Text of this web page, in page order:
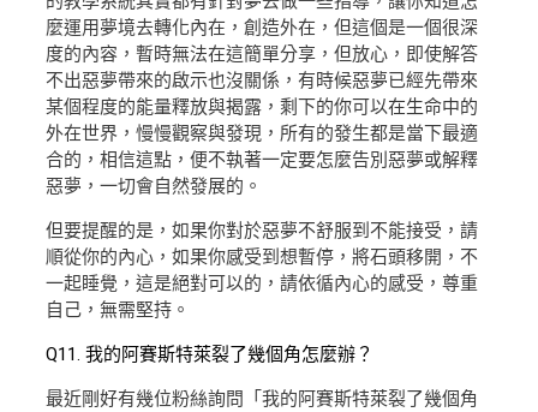
麼運用夢境去轉化內在，創造外在，但這個是一個很深
度的內容，暫時無法在這簡單分享，但放心，即使解答
不出惡夢帶來的啟示也沒關係，有時候惡夢已經先帶來
某個程度的能量釋放與揭露，剩下的你可以在生命中的
外在世界，慢慢觀察與發現，所有的發生都是當下最適
合的，相信這點，便不執著一定要怎麼告別惡夢或解釋
惡夢，一切會自然發展的。
但要提醒的是，如果你對於惡夢不舒服到不能接受，請
順從你的內心，如果你感受到想暫停，將石頭移開，不
一起睡覺，這是絕對可以的，請依循內心的感受，尊重
自己，無需堅持。
Q11. 我的阿賽斯特萊裂了幾個角怎麼辦？
最近剛好有幾位粉絲詢問「我的阿賽斯特萊裂了幾個角